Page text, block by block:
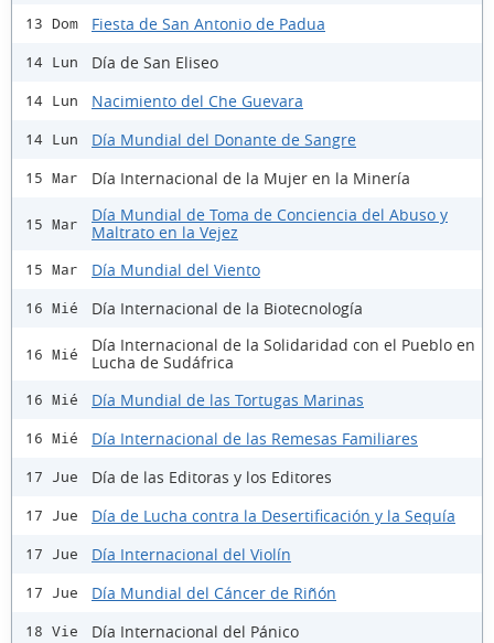
13 Dom Fiesta de San Antonio de Padua
14 Lun Día de San Eliseo
14 Lun Nacimiento del Che Guevara
14 Lun Día Mundial del Donante de Sangre
15 Mar Día Internacional de la Mujer en la Minería
15 Mar
Día Mundial de Toma de Conciencia del Abuso y
Maltrato en la Vejez
15 Mar Día Mundial del Viento
16 Mié Día Internacional de la Biotecnología
16 Mié
Día Internacional de la Solidaridad con el Pueblo en
Lucha de Sudáfrica
16 Mié Día Mundial de las Tortugas Marinas
16 Mié Día Internacional de las Remesas Familiares
17 Jue Día de las Editoras y los Editores
17 Jue Día de Lucha contra la Desertificación y la Sequía
17 Jue Día Internacional del Violín
17 Jue Día Mundial del Cáncer de Riñón
18 Vie Día Internacional del Pánico